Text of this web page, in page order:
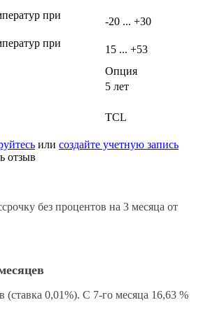
при
-20 ... +30
при
15 ... +53
Опция
5 лет
TCL
или создайте учетную запись
отзыв
без процентов на 3 месяца от
(ставка 0,01%). С 7-го месяца 16,63 %